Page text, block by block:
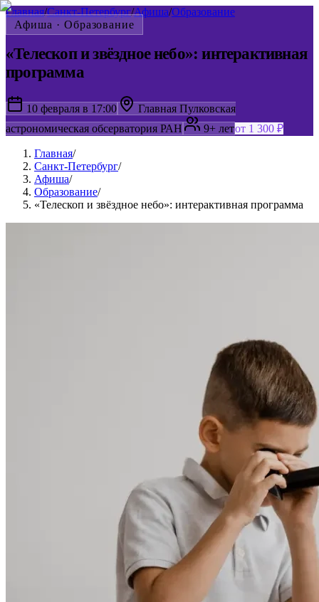
Главная/Санкт-Петербург/Афиша/Образование
Афиша · Образование
«Телескоп и звёздное небо»: интерактивная
программа
10 февраля в 17:00
Главная Пулковская
астрономическая обсерватория РАН
9+ летот 1 300 ₽
Главная/
Санкт-Петербург/
Афиша/
Образование/
«Телескоп и звёздное небо»: интерактивная программа